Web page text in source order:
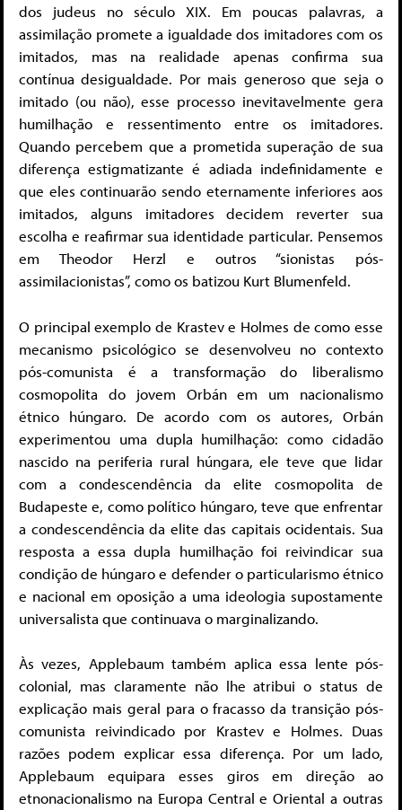
dos judeus no século XIX. Em poucas palavras, a
assimilação promete a igualdade dos imitadores com os
imitados, mas na realidade apenas confirma sua
contínua desigualdade. Por mais generoso que seja o
imitado (ou não), esse processo inevitavelmente gera
humilhação e ressentimento entre os imitadores.
Quando percebem que a prometida superação de sua
diferença estigmatizante é adiada indefinidamente e
que eles continuarão sendo eternamente inferiores aos
imitados, alguns imitadores decidem reverter sua
escolha e reafirmar sua identidade particular. Pensemos
em Theodor Herzl e outros “sionistas pós-
assimilacionistas”, como os batizou Kurt Blumenfeld.
O principal exemplo de Krastev e Holmes de como esse
mecanismo psicológico se desenvolveu no contexto
pós-comunista é a transformação do liberalismo
cosmopolita do jovem Orbán em um nacionalismo
étnico húngaro. De acordo com os autores, Orbán
experimentou uma dupla humilhação: como cidadão
nascido na periferia rural húngara, ele teve que lidar
com a condescendência da elite cosmopolita de
Budapeste e, como político húngaro, teve que enfrentar
a condescendência da elite das capitais ocidentais. Sua
resposta a essa dupla humilhação foi reivindicar sua
condição de húngaro e defender o particularismo étnico
e nacional em oposição a uma ideologia supostamente
universalista que continuava o marginalizando.
Às vezes, Applebaum também aplica essa lente pós-
colonial, mas claramente não lhe atribui o status de
explicação mais geral para o fracasso da transição pós-
comunista reivindicado por Krastev e Holmes. Duas
razões podem explicar essa diferença. Por um lado,
Applebaum equipara esses giros em direção ao
etnonacionalismo na Europa Central e Oriental a outras